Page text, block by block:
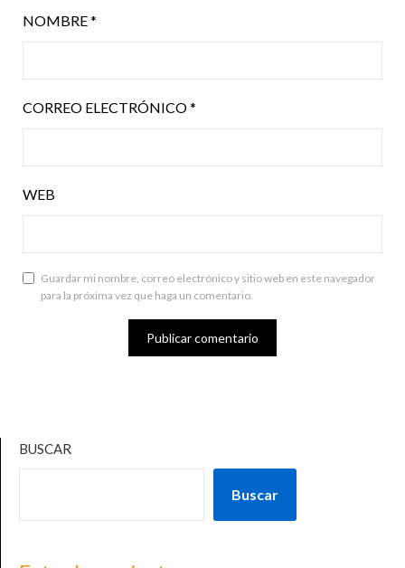
NOMBRE*
CORREO ELECTRÓNICO*
WEB
Guardar mi nombre, correo electrónico y sitio web en este navegador
para la próxima vez que haga un comentario.
BUSCAR
Buscar